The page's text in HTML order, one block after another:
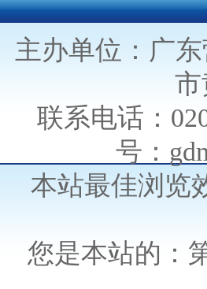
主办单位：广
市
联系电话：
号：
本站最佳浏览
您是本站的：